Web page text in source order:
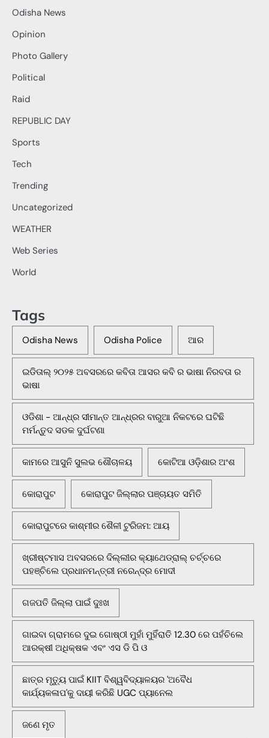
Odisha News
Opinion
Photo Gallery
Political
Raid
REPUBLIC DAY
Sports
Tech
Trending
Uncategorized
WEATHER
Web Series
World
Tags
Odisha News Odisha Police ଆର
ଇଡିତାଲ୍ ୨୦୨୫ ଅବସରରେ କବିତା ଆସର କବି ର ଭାଷା ନିରବତା ର
ଭାଷା
ଓଡିଶା - ଆନ୍ଧ୍ର ସୀମାନ୍ତ ଆନ୍ଧ୍ରର ବାରୁଆ ନିକଟରେ ଘଟିଛି
ମର୍ମନ୍ତୁଦ ସଡକ ଦୁର୍ଘଟଣା
କାମରେ ଆସୁନି ସୁଲଭ ଶୌଚାଳୟ କୋଟିଆ ଓଡ଼ିଶାର ଅଂଶ
କୋରାପୁଟ କୋରାପୁଟ ଜିଲ୍ଲାର ପଞ୍ଚାୟତ ସମିତି
କୋରାପୁଟରେ କାଶ୍ମୀର ଶୈଳୀ ଟୁରିଜମ: ଆୟ
ଖ୍ରୀଷ୍ଟମାସ ଅବସରରେ ଦିଲ୍ଲୀର କ୍ୟାଥେଡ୍ରାଲ୍ ଚର୍ଚ୍ଚରେ
ପହଞ୍ଚିଲେ ପ୍ରଧାନମନ୍ତ୍ରୀ ନରେନ୍ଦ୍ର ମୋଦୀ
ଗଜପତି ଜିଲ୍ଲା ପାଇଁ ଦୁଃଖ
ଗାଇବା ଗ୍ରାମରେ ଦୁଇ ଗୋଷ୍ଠୀ ମୁହାଁ ମୁହିଁରାତି 12.30 ରେ ପହଁଚିଲେ
ଆରକ୍ଷୀ ଅଧିକ୍ଷକ ଏବଂ ଏସ ଡି ପି ଓ
ଛାତ୍ର ମୃତ୍ୟୁ ପାଇଁ KIIT ବିଶ୍ୱବିଦ୍ୟାଳୟର 'ଅବୈଧ
କାର୍ଯ୍ୟକଳାପ'କୁ ଦାୟୀ କରିଛି UGC ପ୍ୟାନେଲ
ଜଣେ ମୃତ